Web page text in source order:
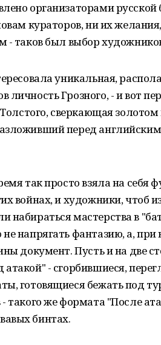
организаторами русской
кураторов, ни их
- таков был выбор
уникальная,
личность Грозного, - и вот
сверкающая
перед
так просто взяла на себя
войнах, и художники, чтоб
набираться мастерства в
напрягать фантазию, а,
документ. Пусть и на две
- сгорбившиеся,
готовящиеся бежать под
такого же формата "После
бинтах.